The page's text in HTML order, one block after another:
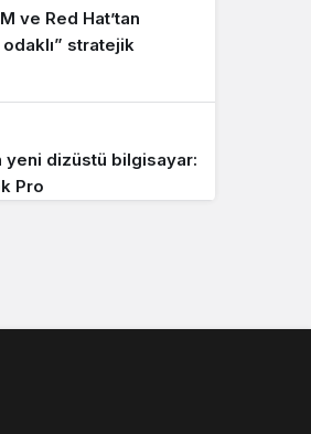
ve Red Hat’tan
stratejik
yeni dizüstü bilgisayar:
Pro